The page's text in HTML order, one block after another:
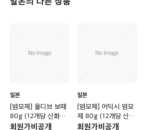
밀본
[염모제] 올디브 보떼
80g (12개당 산화제
포함)
회원가비공개
밀본
[염모제] 어딕시 염모
제 80g (12개당 산화
제 포함)
회원가비공개